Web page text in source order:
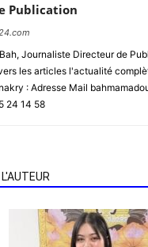
Publication
Journaliste Directeur de
les articles l'actualité
: Adresse Mail
24 14 58